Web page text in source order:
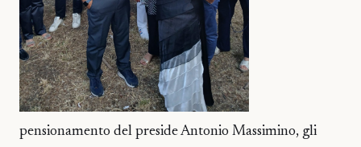
pensionamento del preside Antonio Massimino, gli